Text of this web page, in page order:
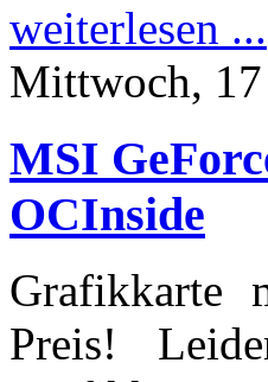
weiterlesen ...
Mittwoch,
MSI
OCInside
Grafikkarte
Preis!